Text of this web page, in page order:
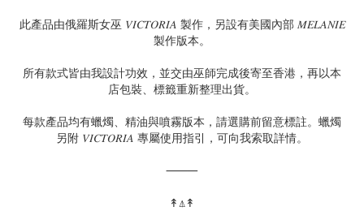
此產品由俄羅斯女巫 𝑉𝐼𝐶𝑇𝑂𝑅𝐼𝐴 製作，另設有美國內部 𝑀𝐸𝐿𝐴𝑁𝐼𝐸
製作版本。
所有款式皆由我設計功效，並交由巫師完成後寄至香港，再以本
店包裝、標籤重新整理出貨。
每款產品均有蠟燭、精油與噴霧版本，請選購前留意標註。蠟燭
另附 𝑉𝐼𝐶𝑇𝑂𝑅𝐼𝐴 專屬使用指引，可向我索取詳情。
⸻
↟⍋↟